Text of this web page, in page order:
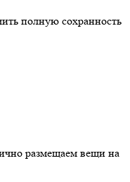
полную сохранность
размещаем вещи на